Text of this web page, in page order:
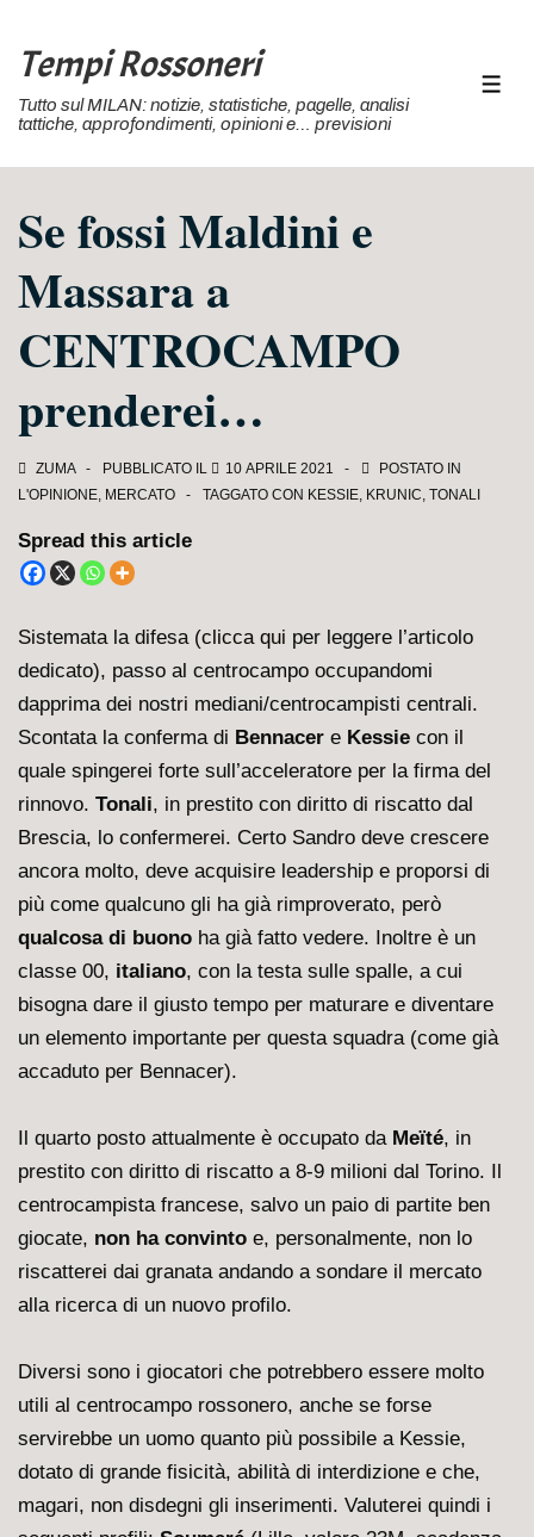
Vai
contenuto
Tempi Rossoneri
Tutto sul MILAN: notizie, statistiche, pagelle, analisi
tattiche, approfondimenti, opinioni e… previsioni
Se fossi Maldini e
Massara a
CENTROCAMPO
prenderei…
ZUMA PUBBLICATO IL 10 APRILE 2021
POSTATO IN
L'OPINIONE, MERCATO TAGGATO CON KESSIE, KRUNIC, TONALI
Spread this article
Sistemata la difesa (clicca qui per leggere l’articolo
dedicato), passo al centrocampo occupandomi
dapprima dei nostri mediani/centrocampisti centrali.
Scontata la conferma di Bennacer e Kessie con il
quale spingerei forte sull’acceleratore per la firma del
rinnovo. Tonali, in prestito con diritto di riscatto dal
Brescia, lo confermerei. Certo Sandro deve crescere
ancora molto, deve acquisire leadership e proporsi di
più come qualcuno gli ha già rimproverato, però
qualcosa di buono ha già fatto vedere. Inoltre è un
classe 00, italiano, con la testa sulle spalle, a cui
bisogna dare il giusto tempo per maturare e diventare
un elemento importante per questa squadra (come già
accaduto per Bennacer).
Il quarto posto attualmente è occupato da Meïté, in
prestito con diritto di riscatto a 8-9 milioni dal Torino. Il
centrocampista francese, salvo un paio di partite ben
giocate, non ha convinto e, personalmente, non lo
riscatterei dai granata andando a sondare il mercato
alla ricerca di un nuovo profilo.
Diversi sono i giocatori che potrebbero essere molto
utili al centrocampo rossonero, anche se forse
servirebbe un uomo quanto più possibile a Kessie,
dotato di grande fisicità, abilità di interdizione e che,
magari, non disdegni gli inserimenti. Valuterei quindi i